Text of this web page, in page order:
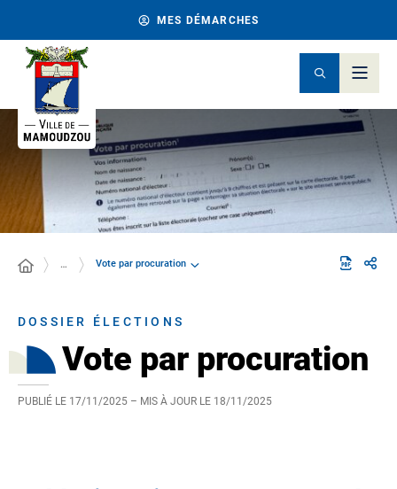
MES DÉMARCHES
… Vote par procuration
DOSSIER ÉLECTIONS
Vote par procuration
PUBLIÉ LE 17/11/2025 – MIS À JOUR LE 18/11/2025